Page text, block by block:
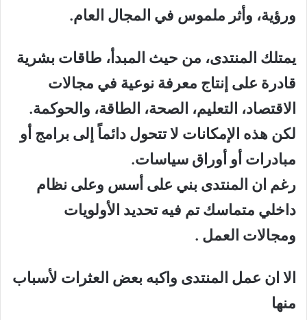
ورؤية، وأثر ملموس في المجال العام.
يمتلك المنتدى، من حيث المبدأ، طاقات بشرية
قادرة على إنتاج معرفة نوعية في مجالات
الاقتصاد، التعليم، الصحة، الطاقة، والحوكمة.
لكن هذه الإمكانات لا تتحول دائماً إلى برامج أو
مبادرات أو أوراق سياسات.
رغم ان المنتدى بني على أسس وعلى نظام
داخلي متماسك تم فيه تحديد الأولويات
ومجالات العمل .
الا ان عمل المنتدى واكبه بعض العثرات لأسباب
منها